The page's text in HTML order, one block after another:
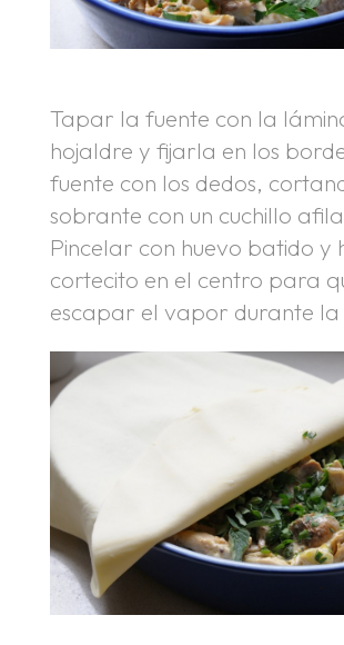
Tapar la fuente con la
hojaldre y fijarla en los
fuente con los dedos,
sobrante con un cuchillo
Pincelar con huevo batido y
cortecito en el centro para
escapar el vapor durante la